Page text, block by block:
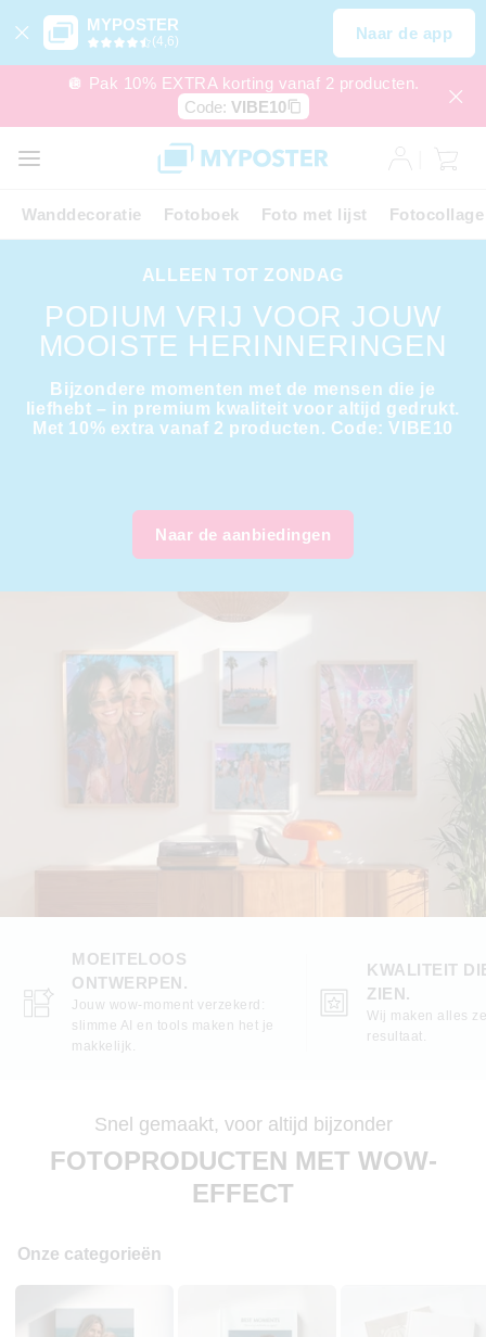
MYPOSTER
(4,6) Naar de app
🪩 Pak 10% EXTRA korting vanaf 2 producten.
Code: VIBE10
Wanddecoratie Fotoboek Foto met lijst Fotocollage
ALLEEN TOT ZONDAG
PODIUM VRIJ VOOR JOUW
MOOISTE HERINNERINGEN
Bijzondere momenten met de mensen die je
liefhebt – in premium kwaliteit voor altijd gedrukt.
Met 10% extra vanaf 2 producten. Code: VIBE10
Naar de aanbiedingen
MOEITELOOS
ONTWERPEN.
Jouw wow-moment verzekerd:
slimme AI en tools maken het je
makkelijk.
KWALITEIT
ZIEN.
Wij maken alles
resultaat.
Snel gemaakt, voor altijd bijzonder
FOTOPRODUCTEN MET WOW-
EFFECT
Onze categorieën